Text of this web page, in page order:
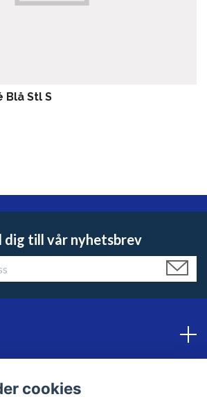
Blå Stl S
dig till vår nyhetsbrev
cookies